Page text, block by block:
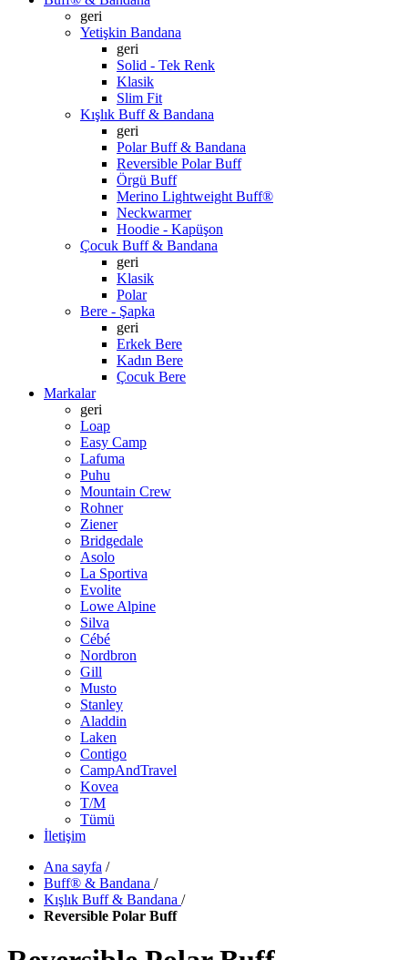
geri
Yetişkin Bandana
geri
Solid - Tek Renk
Klasik
Slim Fit
Kışlık Buff & Bandana
geri
Polar Buff & Bandana
Reversible Polar Buff
Örgü Buff
Merino Lightweight Buff®
Neckwarmer
Hoodie - Kapüşon
Çocuk Buff & Bandana
geri
Klasik
Polar
Bere - Şapka
geri
Erkek Bere
Kadın Bere
Çocuk Bere
Markalar
geri
Loap
Easy Camp
Lafuma
Puhu
Mountain Crew
Rohner
Ziener
Bridgedale
Asolo
La Sportiva
Evolite
Lowe Alpine
Silva
Cébé
Nordbron
Gill
Musto
Stanley
Aladdin
Laken
Contigo
CampAndTravel
Kovea
T/M
Tümü
İletişim
Ana sayfa /
Buff® & Bandana /
Kışlık Buff & Bandana /
Reversible Polar Buff